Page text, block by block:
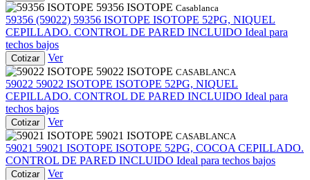
59356 ISOTOPE Casablanca
59356 (59022) 59356 ISOTOPE ISOTOPE 52PG, NIQUEL
CEPILLADO. CONTROL DE PARED INCLUIDO Ideal para
techos bajos
Cotizar
Ver
59022 ISOTOPE CASABLANCA
59022 59022 ISOTOPE ISOTOPE 52PG, NIQUEL
CEPILLADO. CONTROL DE PARED INCLUIDO Ideal para
techos bajos
Cotizar
Ver
59021 ISOTOPE CASABLANCA
59021 59021 ISOTOPE ISOTOPE 52PG, COCOA CEPILLADO.
CONTROL DE PARED INCLUIDO Ideal para techos bajos
Cotizar
Ver